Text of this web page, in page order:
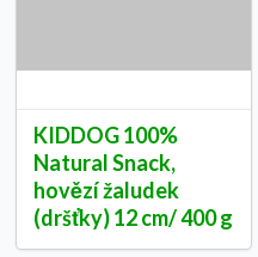
KIDDOG 100%
Natural Snack,
hovězí žaludek
(dršťky) 12 cm/ 400 g